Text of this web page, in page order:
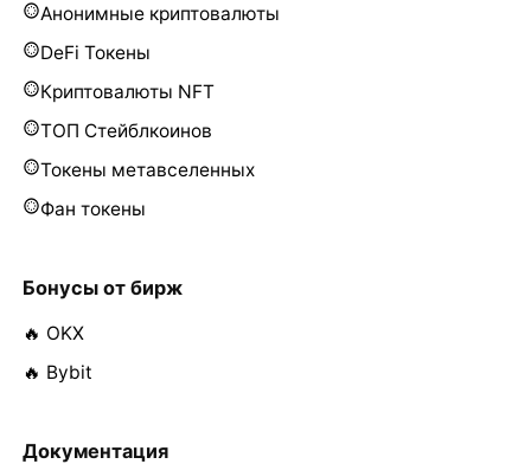
Анонимные криптовалюты
DeFi Токены
Криптовалюты NFT
ТОП Стейблкоинов
Токены метавселенных
Фан токены
Бонусы от бирж
🔥 OKX
🔥 Bybit
Документация